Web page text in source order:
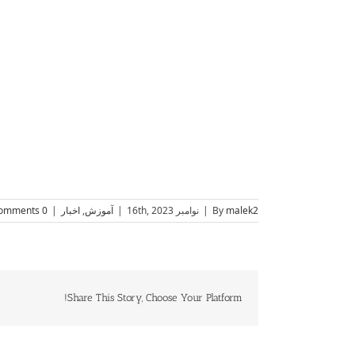
By malek2
| نوامبر 16th, 2023 | آموزش, اخبار |
0 Comments
Share This Story, Choose Your Platform!